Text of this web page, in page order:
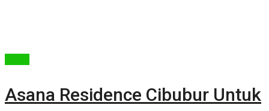
Asana Residence Cibubur Untuk